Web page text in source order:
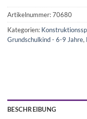
Artikelnummer:70680
Kategorien:
Grundschulkind - 6-9 Jahre,
BESCHREIBUNG